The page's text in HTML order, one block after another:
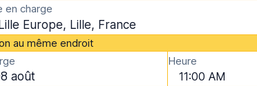
en charge
Europe, Lille, France
au même endroit
août
Heure
11:00 AM